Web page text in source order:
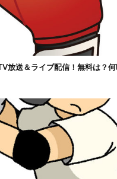
放送＆ライブ配信！無料は？何